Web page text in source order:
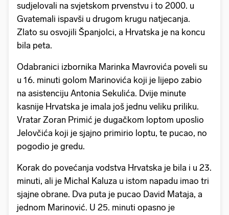
sudjelovali na svjetskom prvenstvu i to 2000. u
Gvatemali ispavši u drugom krugu natjecanja.
Zlato su osvojili Španjolci, a Hrvatska je na koncu
bila peta.
Odabranici izbornika Marinka Mavrovića poveli su
u 16. minuti golom Marinovića koji je lijepo zabio
na asistenciju Antonia Sekulića. Dvije minute
kasnije Hrvatska je imala još jednu veliku priliku.
Vratar Zoran Primić je dugačkom loptom uposlio
Jelovčića koji je sjajno primirio loptu, te pucao, no
pogodio je gredu.
Korak do povećanja vodstva Hrvatska je bila i u 23.
minuti, ali je Michal Kaluza u istom napadu imao tri
sjajne obrane. Dva puta je pucao David Mataja, a
jednom Marinović. U 25. minuti opasno je